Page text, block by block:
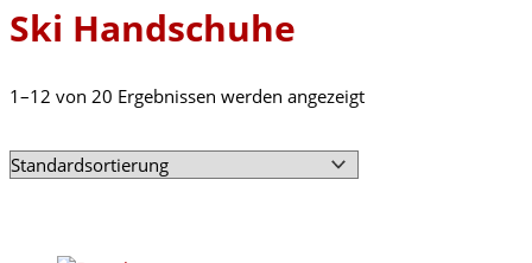
Ski Handschuhe
1–12 von 20 Ergebnissen werden angezeigt